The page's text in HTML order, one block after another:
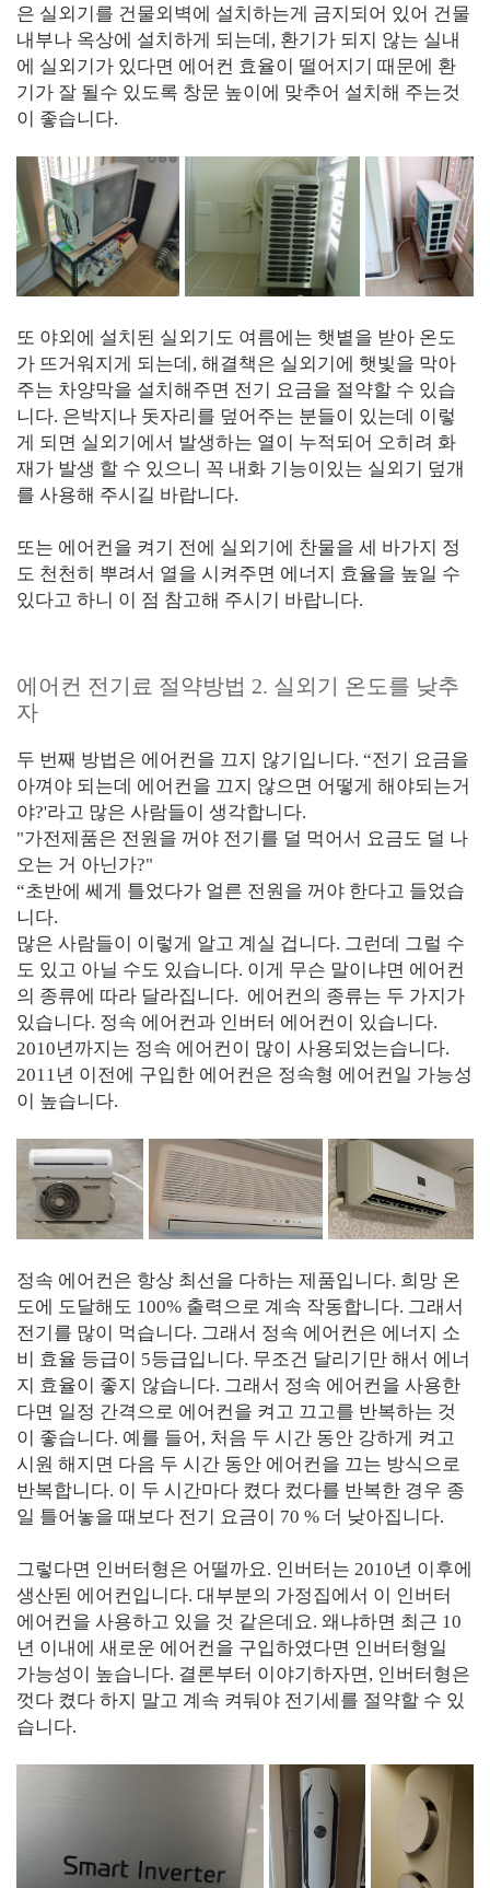
은 실외기를 건물외벽에 설치하는게 금지되어 있어 건물
내부나 옥상에 설치하게 되는데, 환기가 되지 않는 실내
에 실외기가 있다면 에어컨 효율이 떨어지기 때문에 환
기가 잘 될수 있도록 창문 높이에 맞추어 설치해 주는것
이 좋습니다.
또 야외에 설치된 실외기도 여름에는 햇볕을 받아 온도
가 뜨거워지게 되는데, 해결책은 실외기에 햇빛을 막아
주는 차양막을 설치해주면 전기 요금을 절약할 수 있습
니다. 은박지나 돗자리를 덮어주는 분들이 있는데 이렇
게 되면 실외기에서 발생하는 열이 누적되어 오히려 화
재가 발생 할 수 있으니 꼭 내화 기능이있는 실외기 덮개
를 사용해 주시길 바랍니다.
또는 에어컨을 켜기 전에 실외기에 찬물을 세 바가지 정
도 천천히 뿌려서 열을 시켜주면 에너지 효율을 높일 수
있다고 하니 이 점 참고해 주시기 바랍니다.
에어컨 전기료 절약방법 2. 실외기 온도를 낮추
자
두 번째 방법은 에어컨을 끄지 않기입니다. “전기 요금을
아껴야 되는데 에어컨을 끄지 않으면 어떻게 해야되는거
야?'라고 많은 사람들이 생각합니다.
"가전제품은 전원을 꺼야 전기를 덜 먹어서 요금도 덜 나
오는 거 아닌가?"
“초반에 쎄게 틀었다가 얼른 전원을 꺼야 한다고 들었습
니다.
많은 사람들이 이렇게 알고 계실 겁니다. 그런데 그럴 수
도 있고 아닐 수도 있습니다. 이게 무슨 말이냐면 에어컨
의 종류에 따라 달라집니다. 에어컨의 종류는 두 가지가
있습니다. 정속 에어컨과 인버터 에어컨이 있습니다.
2010년까지는 정속 에어컨이 많이 사용되었는습니다.
2011년 이전에 구입한 에어컨은 정속형 에어컨일 가능성
이 높습니다.
정속 에어컨은 항상 최선을 다하는 제품입니다. 희망 온
도에 도달해도 100% 출력으로 계속 작동합니다. 그래서
전기를 많이 먹습니다. 그래서 정속 에어컨은 에너지 소
비 효율 등급이 5등급입니다. 무조건 달리기만 해서 에너
지 효율이 좋지 않습니다. 그래서 정속 에어컨을 사용한
다면 일정 간격으로 에어컨을 켜고 끄고를 반복하는 것
이 좋습니다. 예를 들어, 처음 두 시간 동안 강하게 켜고
시원 해지면 다음 두 시간 동안 에어컨을 끄는 방식으로
반복합니다. 이 두 시간마다 켰다 컸다를 반복한 경우 종
일 틀어놓을 때보다 전기 요금이 70 % 더 낮아집니다.
그렇다면 인버터형은 어떨까요. 인버터는 2010년 이후에
생산된 에어컨입니다. 대부분의 가정집에서 이 인버터
에어컨을 사용하고 있을 것 같은데요. 왜냐하면 최근 10
년 이내에 새로운 에어컨을 구입하였다면 인버터형일
가능성이 높습니다. 결론부터 이야기하자면, 인버터형은
껏다 켰다 하지 말고 계속 켜둬야 전기세를 절약할 수 있
습니다.